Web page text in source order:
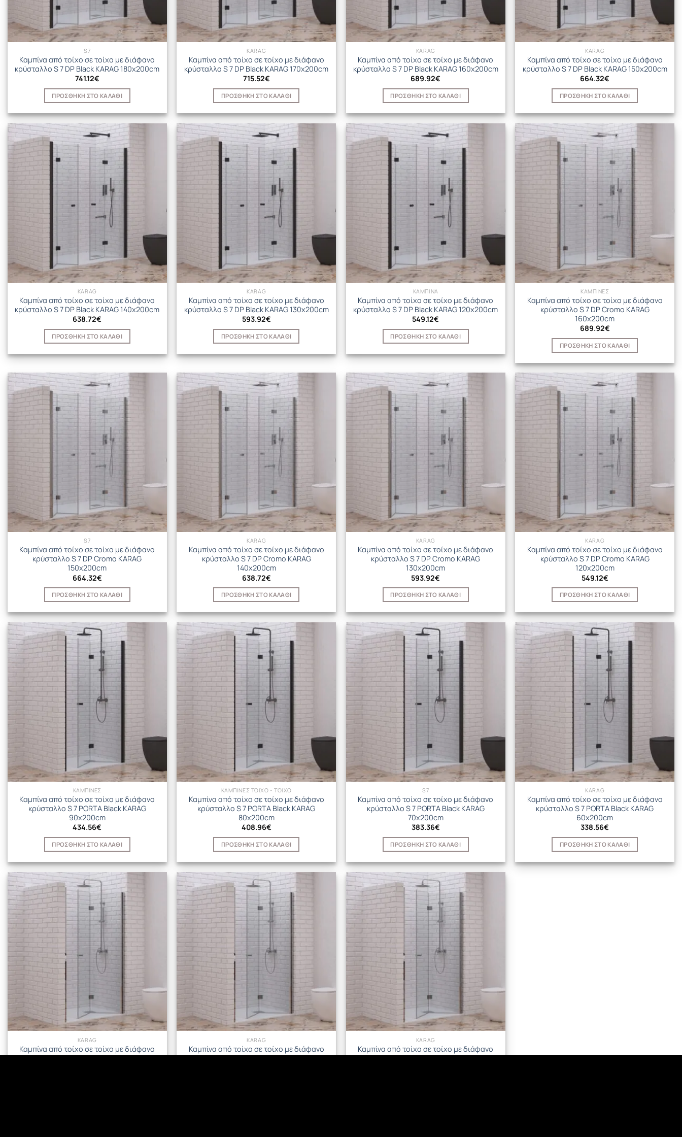
S7
Καμπίνα από τοίχο σε τοίχο με διάφανο
κρύσταλλο S 7 DP Black KARAG 180x200cm
741.12€
ΠΡΟΣΘΉΚΗ ΣΤΟ ΚΑΛΆΘΙ
KARAG
Καμπίνα από τοίχο σε τοίχο με διάφανο
κρύσταλλο S 7 DP Black KARAG 170x200cm
715.52€
ΠΡΟΣΘΉΚΗ ΣΤΟ ΚΑΛΆΘΙ
KARAG
Καμπίνα από τοίχο σε τοίχο με διάφανο
κρύσταλλο S 7 DP Black KARAG 160x200cm
689.92€
ΠΡΟΣΘΉΚΗ ΣΤΟ ΚΑΛΆΘΙ
KARAG
Καμπίνα από τοίχο σε τοίχο με διάφανο
κρύσταλλο S 7 DP Black KARAG 150x200cm
664.32€
ΠΡΟΣΘΉΚΗ ΣΤΟ ΚΑΛΆΘΙ
KARAG
Καμπίνα από τοίχο σε τοίχο με διάφανο
κρύσταλλο S 7 DP Black KARAG 140x200cm
638.72€
ΠΡΟΣΘΉΚΗ ΣΤΟ ΚΑΛΆΘΙ
KARAG
Καμπίνα από τοίχο σε τοίχο με διάφανο
κρύσταλλο S 7 DP Black KARAG 130x200cm
593.92€
ΠΡΟΣΘΉΚΗ ΣΤΟ ΚΑΛΆΘΙ
ΚΑΜΠΙΝΑ
Καμπίνα από τοίχο σε τοίχο με διάφανο
κρύσταλλο S 7 DP Black KARAG 120x200cm
549.12€
ΠΡΟΣΘΉΚΗ ΣΤΟ ΚΑΛΆΘΙ
ΚΑΜΠΙΝΕΣ
Καμπίνα από τοίχο σε τοίχο με διάφανο
κρύσταλλο S 7 DP Cromo KARAG
160x200cm
689.92€
ΠΡΟΣΘΉΚΗ ΣΤΟ ΚΑΛΆΘΙ
S7
Καμπίνα από τοίχο σε τοίχο με διάφανο
κρύσταλλο S 7 DP Cromo KARAG
150x200cm
664.32€
ΠΡΟΣΘΉΚΗ ΣΤΟ ΚΑΛΆΘΙ
KARAG
Καμπίνα από τοίχο σε τοίχο με διάφανο
κρύσταλλο S 7 DP Cromo KARAG
140x200cm
638.72€
ΠΡΟΣΘΉΚΗ ΣΤΟ ΚΑΛΆΘΙ
KARAG
Καμπίνα από τοίχο σε τοίχο με διάφανο
κρύσταλλο S 7 DP Cromo KARAG
130x200cm
593.92€
ΠΡΟΣΘΉΚΗ ΣΤΟ ΚΑΛΆΘΙ
KARAG
Καμπίνα από τοίχο σε τοίχο με διάφανο
κρύσταλλο S 7 DP Cromo KARAG
120x200cm
549.12€
ΠΡΟΣΘΉΚΗ ΣΤΟ ΚΑΛΆΘΙ
ΚΑΜΠΙΝΕΣ
Καμπίνα από τοίχο σε τοίχο με διάφανο
κρύσταλλο S 7 PORTA Black KARAG
90x200cm
434.56€
ΠΡΟΣΘΉΚΗ ΣΤΟ ΚΑΛΆΘΙ
ΚΑΜΠΙΝΕΣ ΤΟΙΧΟ - ΤΟΙΧΟ
Καμπίνα από τοίχο σε τοίχο με διάφανο
κρύσταλλο S 7 PORTA Black KARAG
80x200cm
408.96€
ΠΡΟΣΘΉΚΗ ΣΤΟ ΚΑΛΆΘΙ
S7
Καμπίνα από τοίχο σε τοίχο με διάφανο
κρύσταλλο S 7 PORTA Black KARAG
70x200cm
383.36€
ΠΡΟΣΘΉΚΗ ΣΤΟ ΚΑΛΆΘΙ
KARAG
Καμπίνα από τοίχο σε τοίχο με διάφανο
κρύσταλλο S 7 PORTA Black KARAG
60x200cm
338.56€
ΠΡΟΣΘΉΚΗ ΣΤΟ ΚΑΛΆΘΙ
KARAG
Καμπίνα από τοίχο σε τοίχο με διάφανο
κρύσταλλο S 7 PORTA Cromo KARAG
KARAG
Καμπίνα από τοίχο σε τοίχο με διάφανο
κρύσταλλο S 7 PORTA Cromo KARAG
KARAG
Καμπίνα από τοίχο σε τοίχο με διάφανο
κρύσταλλο S 7 PORTA Cromo KARAG